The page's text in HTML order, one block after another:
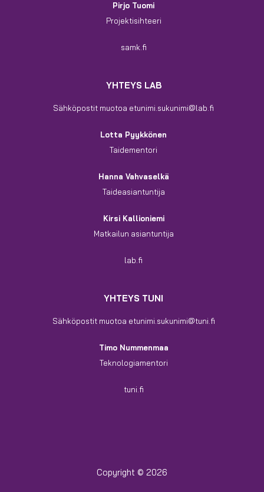
Pirjo Tuomi
Projektisihteeri
samk.fi
YHTEYS LAB
Sähköpostit muotoa etunimi.sukunimi@lab.fi
Lotta Pyykkönen
Taidementori
Hanna Vahvaselkä
Taideasiantuntija
Kirsi Kallioniemi
Matkailun asiantuntija
lab.fi
YHTEYS TUNI
Sähköpostit muotoa etunimi.sukunimi@tuni.fi
Timo Nummenmaa
Teknologiamentori
tuni.fi
Copyright © 2026